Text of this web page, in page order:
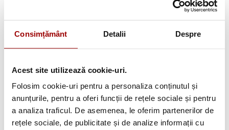
Consimțământ Detalii Despre
Acest site utilizează cookie-uri.
Folosim cookie-uri pentru a personaliza conținutul și
anunțurile, pentru a oferi funcții de rețele sociale și pentru
a analiza traficul. De asemenea, le oferim partenerilor de
rețele sociale, de publicitate și de analize informații cu
Informatii conformitate produs
Avantajele tale:
Consultanta profesionala
Deschidere coletla livrare